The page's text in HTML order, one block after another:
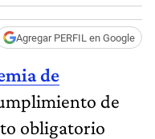
Agregar PERFIL en Google
de
de
obligatorio